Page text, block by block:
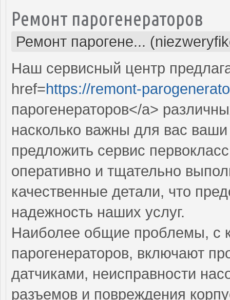
Ремонт парогенераторов
Ремонт парогене...
Наш сервисный центр
href=https://remont-
парогенераторов</a>
насколько важны для вас
предложить сервис
оперативно и тщательно
качественные детали, что
надежность наших услуг.
Наиболее общие проблемы, с
парогенераторов, включают
датчиками, неисправности
разъемов и повреждения